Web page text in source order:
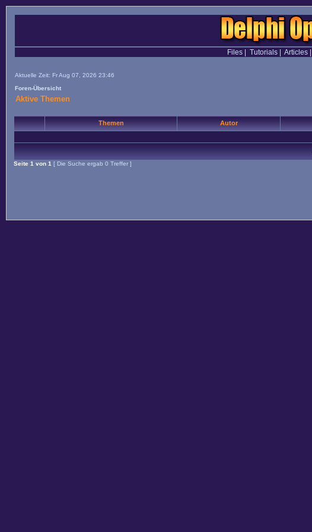
Files| Tutorials| Articles|
Aktuelle Zeit: Fr Aug 07, 2026 23:46
Foren-Übersicht
Aktive Themen
Themen Autor
Seite 1 von 1 [ Die Suche ergab 0 Treffer ]